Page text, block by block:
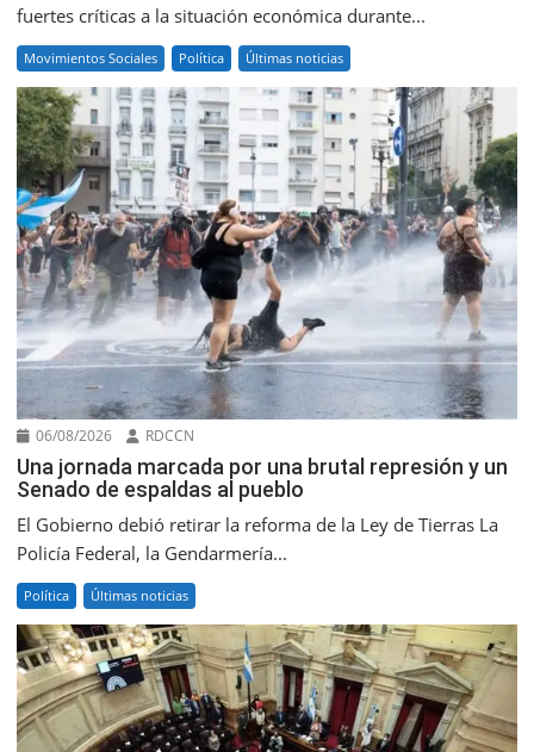
fuertes críticas a la situación económica durante...
Movimientos Sociales Política Últimas noticias
06/08/2026 RDCCN
Una jornada marcada por una brutal represión y un
Senado de espaldas al pueblo
El Gobierno debió retirar la reforma de la Ley de Tierras La
Policía Federal, la Gendarmería...
Política Últimas noticias